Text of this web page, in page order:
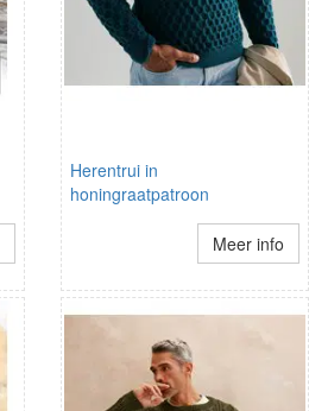
Herentrui in
honingraatpatroon
Meer info